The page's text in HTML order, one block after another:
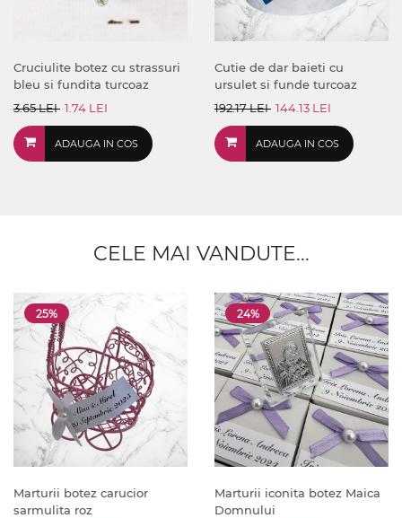
Cruciulite botez cu strassuri
bleu si fundita turcoaz
3.65 LEI 1.74 LEI
ADAUGA IN COS
Cutie de dar baieti cu
ursulet si funde turcoaz
192.17 LEI 144.13 LEI
ADAUGA IN COS
CELE MAI VANDUTE...
25%
Marturii botez carucior
sarmulita roz
24%
Marturii iconita botez Maica
Domnului